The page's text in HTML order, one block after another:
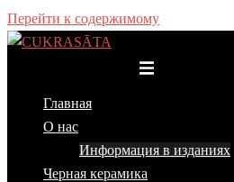
Перейти к содержимому
Главная
О нас
Информация в изданиях
Черная керамика